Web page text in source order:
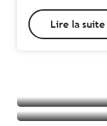
Lire la suite
Tous les
Morlaix
Toutes les